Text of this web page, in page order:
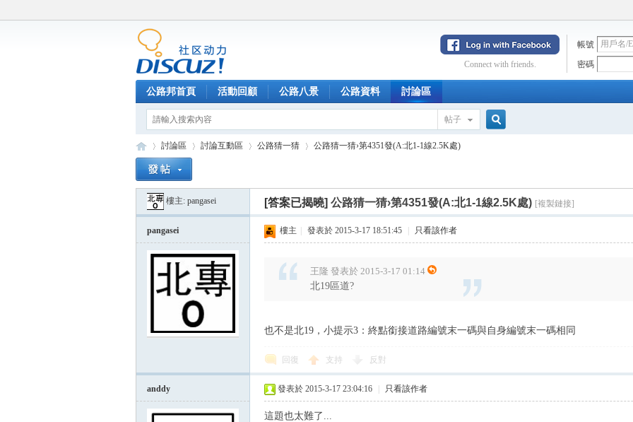
帳號
密碼
Connect with friends.
公路邦首頁 活動回顧 公路八景 公路資料 討論區
帖子
索
討論區
›
討論互動區 公路猜一猜
›
公路猜一猜›第4351發(A:北1-1線2.5K處)
樓主: pangasei [答案已揭曉] 公路猜一猜›第4351發(A:北1-1線2.5K處) [複製鏈接]
pangasei 樓主 發表於 2015-3-17 18:51:45 只看該作者
王隆 發表於 2015-3-17 01:14
北19區道?
也不是北19，小提示3：終點銜接道路編號末一碼與自身編號末一碼相同
回復 支持 反對
anddy 發表於 2015-3-17 23:04:16 只看該作者
這題也太難了...